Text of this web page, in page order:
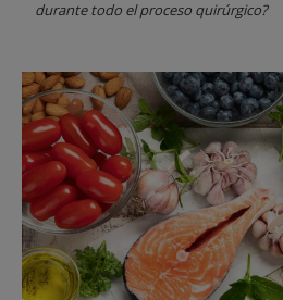
durante todo el proceso quirúrgico?